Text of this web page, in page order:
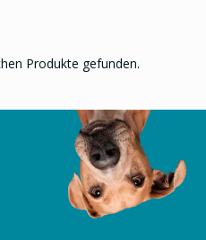
Produkte gefunden.